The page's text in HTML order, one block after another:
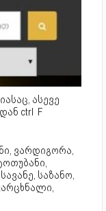
ასევე
ctrl F
ვარდიგორა,
საზანო,